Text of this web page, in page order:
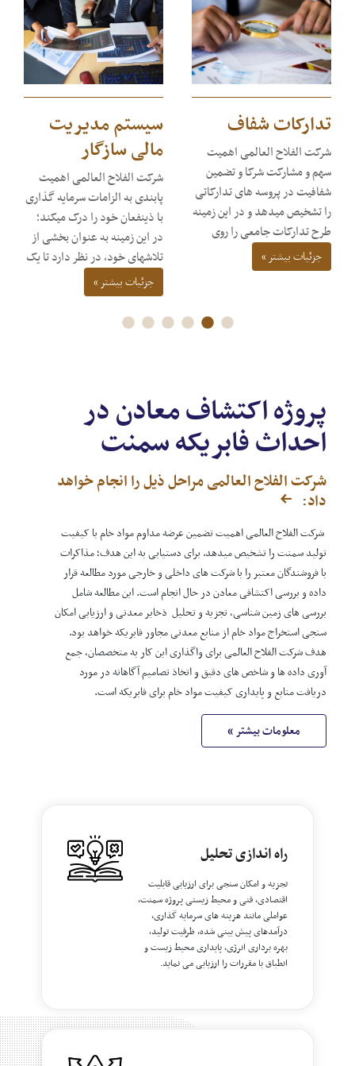
سیستم‌ مدیریت
مالی سازگار
شرکت الفلاح العالمی اهمیت
پابندی به الزامات سرمایه گذاری
با ذینفعان خود را درک میکند؛
در این زمینه به عنوان بخشی از
تلاشهای‌ خود، در نظر دارد تا یک
تیم فنی را برای ارزیابی نیاز‌های
مالی و مدیریتی بگمارد تا با
مقتضیات سرمایه‌ گذاری شرکت
و مارکیت افغانستان مطابقت
در داخل شرکت و گزارش دهی
شفاف را به ارگان های ذیربط
دولتی و شرکا در طول عمر پروژه
مدیریت نماید.
جزئیات بیشتر »
تدارکات شفاف
شرکت الفلاح العالمی اهمیت
سهم و مشارکت شرکا و تضمین
شفافیت در پروسه های تدارکاتی
را تشخیص میدهد و در این زمینه
طرح تدارکات جامعی را روی
دست دارد، که روشهای
تدارکات، معیارهای انتخاب
روشهای مناقصه عادلانه و رقابتی
نشان دهند. شفافیت در تمام
فعالیت های تدارکاتی حفظ
خواهد شد و شرکا را وادار خواهد
ساخت تا از مسئولیت‌پذیری و
صداقت در انتخاب شرکت های
پیمانکار قرار دادی و ارائه
کننده‌گاه خدمات اطمینان
دهند.
جزئیات بیشتر »
پروژه اکتشاف معادن در
احداث فابریکه سمنت
شرکت الفلاح العالمی مراحل ذیل را انجام خواهد
داد:
شرکت الفلاح العالمی اهمیت تضمین عرضه مداوم مواد خام با کیفیت
تولید سمنت را تشخیص میدهد. برای دستیابی به این هدف؛ مذاکرات
با فروشندگان معتبر را با شرکت های داخلی و خارجی مورد مطالعه قرار
داده و بررسی اکتشافی معادن در حال انجام است. این مطالعه شامل
بررسی‌ های زمین‌ شناسی، تجزیه و تحلیل ذخایر معدنی و ارزیابی امکان‌
سنجی استخراج مواد خام از منابع معدنی مجاور فابریکه خواهد بود.
هدف شرکت الفلاح العالمی برای واگذاری این کار به متخصصان، جمع
آوری داده ها و شاخص های دقیق و اتخاذ تصامیم آگاهانه در مورد
دریافت منابع و پایداری کیفیت مواد خام برای فابریکه است.
معلومات بیشتر »
راه اندازی تحلیل
تجزیه و امکان سنجی برای ارزیابی قابلیت
اقتصادی، فنی و محیط زیستی پروژه سمنت،
عواملی مانند هزینه های سرمایه گذاری،
درآمدهای پیش بینی شده، ظرفیت تولید،
بهره برداری انرژی، پایداری محیط زیست و
انطباق با مقررات را ارزیابی می نماید.